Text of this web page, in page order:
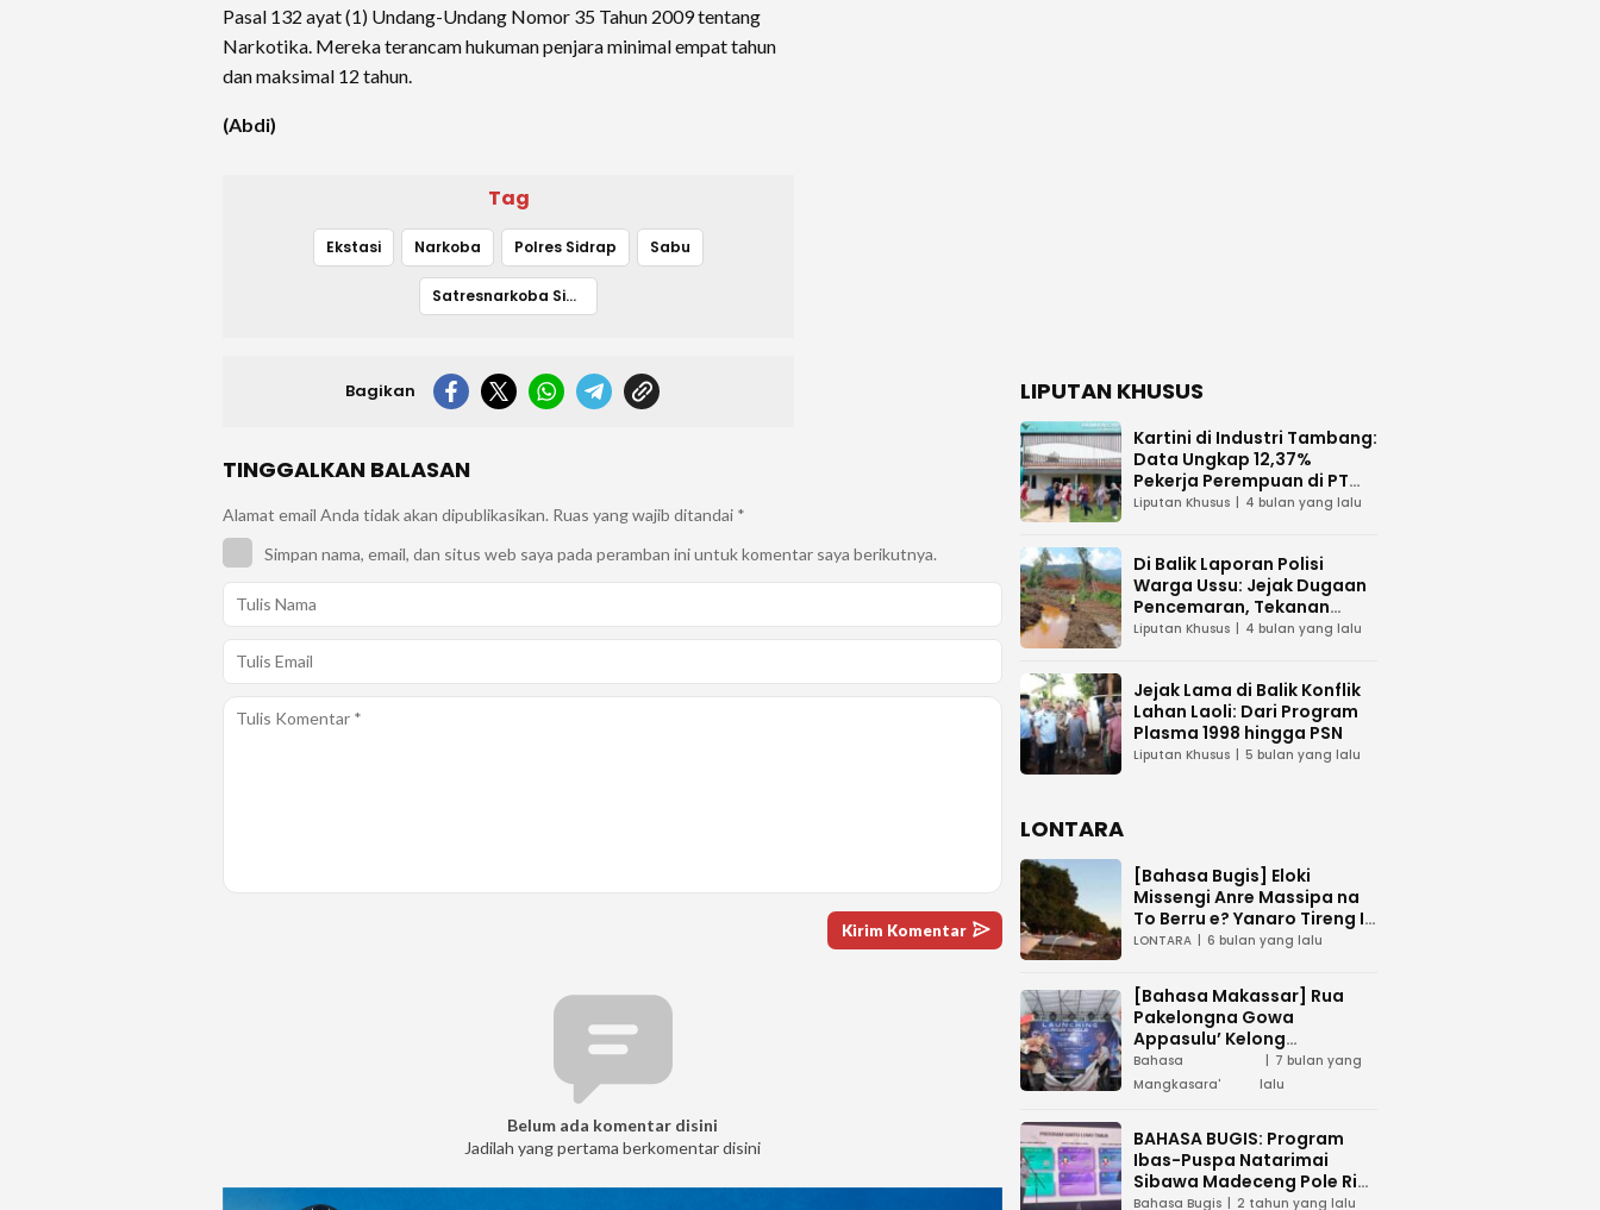
Pasal 132 ayat (1) Undang-Undang Nomor 35 Tahun 2009 tentang
Narkotika. Mereka terancam hukuman penjara minimal empat tahun
dan maksimal 12 tahun.
(Abdi)
Tag
Ekstasi Narkoba Polres Sidrap Sabu
Satresnarkoba Sidrap
Bagikan
TINGGALKAN BALASAN
Alamat email Anda tidak akan dipublikasikan. Ruas yang wajib ditandai *
Simpan nama, email, dan situs web saya pada peramban ini untuk komentar saya berikutnya.
Belum ada komentar disini
Jadilah yang pertama berkomentar disini
LIPUTAN KHUSUS
Kartini di Industri Tambang:
Data Ungkap 12,37%
Pekerja Perempuan di PT
Vale Indonesia
Liputan Khusus 4 bulan yang lalu
Di Balik Laporan Polisi
Warga Ussu: Jejak Dugaan
Pencemaran, Tekanan
Hukum, dan Desakan
Liputan Khusus 4 bulan yang lalu
Jejak Lama di Balik Konflik
Lahan Laoli: Dari Program
Plasma 1998 hingga PSN
Liputan Khusus 5 bulan yang lalu
LONTARA
[Bahasa Bugis] ‎Eloki
Missengi Anre Massipa na
To Berru e? Yanaro Tireng I
Tunue
LONTARA 6 bulan yang lalu
[Bahasa Makassar] Rua
Pakelongna Gowa
Appasulu’ Kelong
Mangkasara’ “Teai Jodota”
na “Tepo’ Jarung”
Bahasa
Mangkasara'
7 bulan yang
lalu
BAHASA BUGIS: Program
Ibas-Puspa Natarimai
Sibawa Madeceng Pole Ri
Tau Maega e Ri Luwu Timur
Bahasa Bugis 2 tahun yang lalu